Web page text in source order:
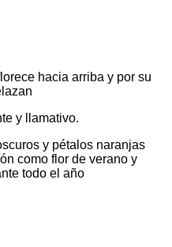
hacia arriba y por su
y llamativo.
y pétalos naranjas
como flor de verano y
todo el año